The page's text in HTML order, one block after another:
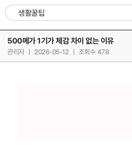
생활꿀팁
500메가 1기가 체감 차이 없는 이유
관리자 2026-05-12 조회수 478